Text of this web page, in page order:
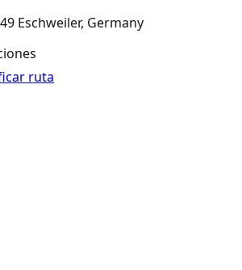
Eschweiler, Germany
ruta